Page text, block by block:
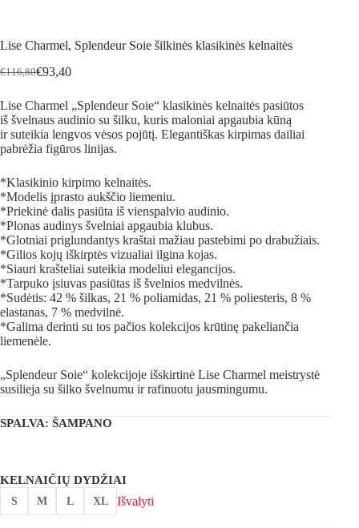
Lise Charmel, Splendeur Soie šilkinės klasikinės kelnaitės
€116,80Original
was:
€116,80.
€93,40
Current
is:
€93,40.
Lise Charmel „Splendeur Soie“ klasikinės kelnaitės pasiūtos
iš švelnaus audinio su šilku, kuris maloniai apgaubia kūną
ir suteikia lengvos vėsos pojūtį. Elegantiškas kirpimas dailiai
pabrėžia figūros linijas.
*Klasikinio kirpimo kelnaitės.
*Modelis įprasto aukščio liemeniu.
*Priekinė dalis pasiūta iš vienspalvio audinio.
*Plonas audinys švelniai apgaubia klubus.
*Glotniai priglundantys kraštai mažiau pastebimi po drabužiais.
*Gilios kojų iškirptės vizualiai ilgina kojas.
*Siauri krašteliai suteikia modeliui elegancijos.
*Tarpuko įsiuvas pasiūtas iš švelnios medvilnės.
*Sudėtis: 42 % šilkas, 21 % poliamidas, 21 % poliesteris, 8 %
elastanas, 7 % medvilnė.
*Galima derinti su tos pačios kolekcijos krūtinę pakeliančia
liemenėle.
„Splendeur Soie“ kolekcijoje išskirtinė Lise Charmel meistrystė
susilieja su šilko švelnumu ir rafinuotu jausmingumu.
SPALVA: ŠAMPANO
KELNAIČIŲ DYDŽIAI
S M L XL Išvalyti